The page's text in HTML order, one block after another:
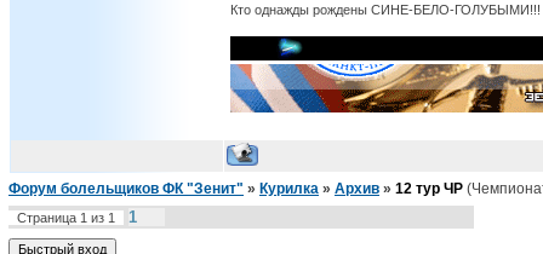
Кто однажды рождены СИНЕ-БЕЛО-ГОЛУБЫМИ!!!
Форум болельщиков ФК "Зенит" » Курилка » Архив » 12 тур ЧР
Страница 1 из 1 1